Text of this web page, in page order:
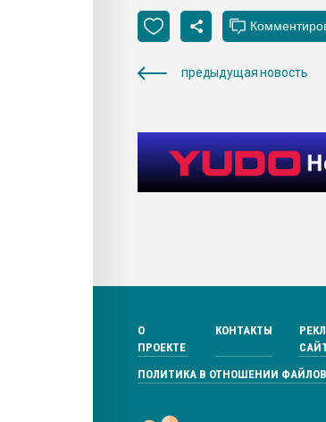
предыдущая новость
О
ПРОЕКТЕ
КОНТАКТЫ
ПОЛИТИКА В ОТНОШЕНИИ ФАЙЛОВ